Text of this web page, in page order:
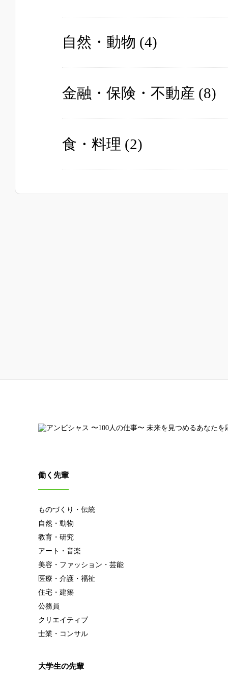
自然・動物 (4)
金融・保険・不動産 (8)
食・料理 (2)
働く先輩
ものづくり・伝統
自然・動物
教育・研究
アート・音楽
美容・ファッション・芸能
医療・介護・福祉
住宅・建築
公務員
クリエイティブ
士業・コンサル
大学生の先輩